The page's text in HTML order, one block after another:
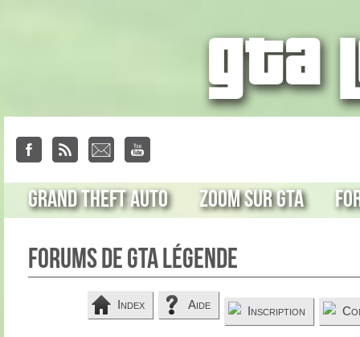
Grand Theft Auto Zoom sur GTA
Forums de GTA Légende
Index Aide Inscription